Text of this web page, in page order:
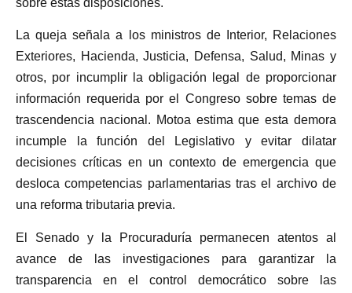
La queja señala a los ministros de Interior, Relaciones
Exteriores, Hacienda, Justicia, Defensa, Salud, Minas y
otros, por incumplir la obligación legal de proporcionar
información requerida por el Congreso sobre temas de
trascendencia nacional. Motoa estima que esta demora
incumple la función del Legislativo y evitar dilatar
decisiones críticas en un contexto de emergencia que
desloca competencias parlamentarias tras el archivo de
una reforma tributaria previa.
El Senado y la Procuraduría permanecen atentos al
avance de las investigaciones para garantizar la
transparencia en el control democrático sobre las